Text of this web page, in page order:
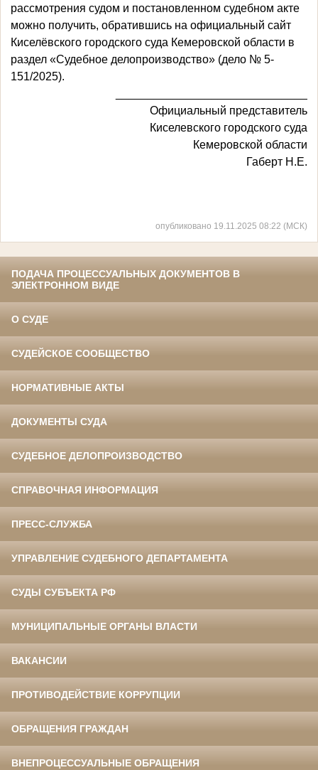
рассмотрения судом и постановленном судебном акте
можно получить, обратившись на официальный сайт
Киселёвского городского суда Кемеровской области в
раздел «Судебное делопроизводство» (дело № 5-
151/2025).
Официальный представитель
Киселевского городского суда
Кемеровской области
Габерт Н.Е.
опубликовано 19.11.2025 08:22 (МСК)
ПОДАЧА ПРОЦЕССУАЛЬНЫХ ДОКУМЕНТОВ В
ЭЛЕКТРОННОМ ВИДЕ
О СУДЕ
СУДЕЙСКОЕ СООБЩЕСТВО
НОРМАТИВНЫЕ АКТЫ
ДОКУМЕНТЫ СУДА
СУДЕБНОЕ ДЕЛОПРОИЗВОДСТВО
СПРАВОЧНАЯ ИНФОРМАЦИЯ
ПРЕСС-СЛУЖБА
УПРАВЛЕНИЕ СУДЕБНОГО ДЕПАРТАМЕНТА
СУДЫ СУБЪЕКТА РФ
МУНИЦИПАЛЬНЫЕ ОРГАНЫ ВЛАСТИ
ВАКАНСИИ
ПРОТИВОДЕЙСТВИЕ КОРРУПЦИИ
ОБРАЩЕНИЯ ГРАЖДАН
ВНЕПРОЦЕССУАЛЬНЫЕ ОБРАЩЕНИЯ